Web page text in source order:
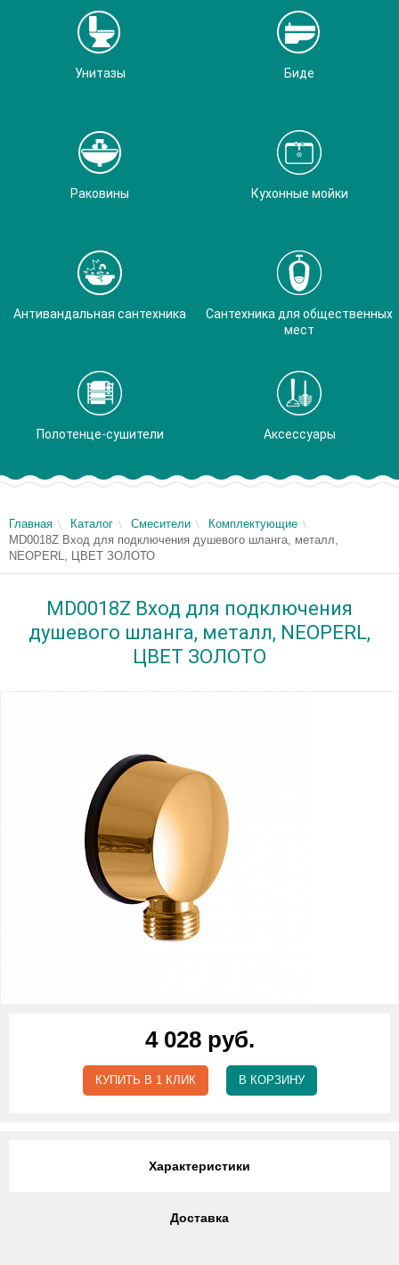
Унитазы Биде
Раковины Кухонные мойки
Антивандальная сантехника
Сантехника для общественных
мест
Полотенце-сушители Аксессуары
Главная Каталог Смесители
Комплектующие
MD0018Z Вход для подключения душевого шланга, металл,
NEOPERL, ЦВЕТ ЗОЛОТО
MD0018Z Вход для подключения
душевого шланга, металл, NEOPERL,
ЦВЕТ ЗОЛОТО
4 028 руб.
КУПИТЬ В 1 КЛИК В КОРЗИНУ
Характеристики
Доставка